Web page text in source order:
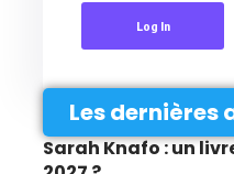
Log In
Les dernières
Sarah Knafo : un